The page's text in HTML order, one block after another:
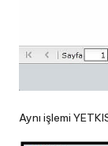
Aynı işlemi